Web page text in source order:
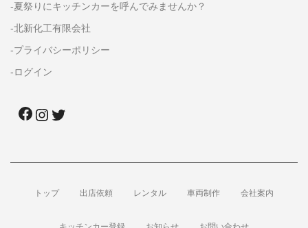
-夏祭りにキッチンカーを呼んでみませんか？
-北新化工有限会社
-プライバシーポリシー
-ログイン
トップ 出店依頼 レンタル 車両制作 会社案内